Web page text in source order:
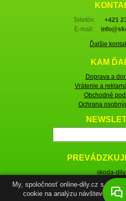
My, spoločnosť online-dily.cz s.r.o.,
cookie na analýzu návštevnosti a
Telefón:
+421
E-mail:
Ďalšie
KAM
Doprava a
Vrátenie a
Obchodné
Ochrana
skoda-
skoda-
© Škoda-diely.sk,